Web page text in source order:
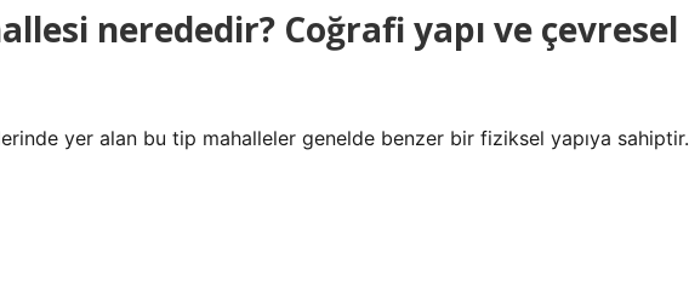
nerededir? Coğrafi yapı ve çevresel
yer alan bu tip mahalleler genelde benzer bir fiziksel yapıya sahiptir.